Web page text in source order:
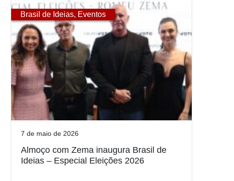
Brasil de Ideias, Eventos
7 de maio de 2026
Almoço com Zema inaugura Brasil de
Ideias – Especial Eleições 2026